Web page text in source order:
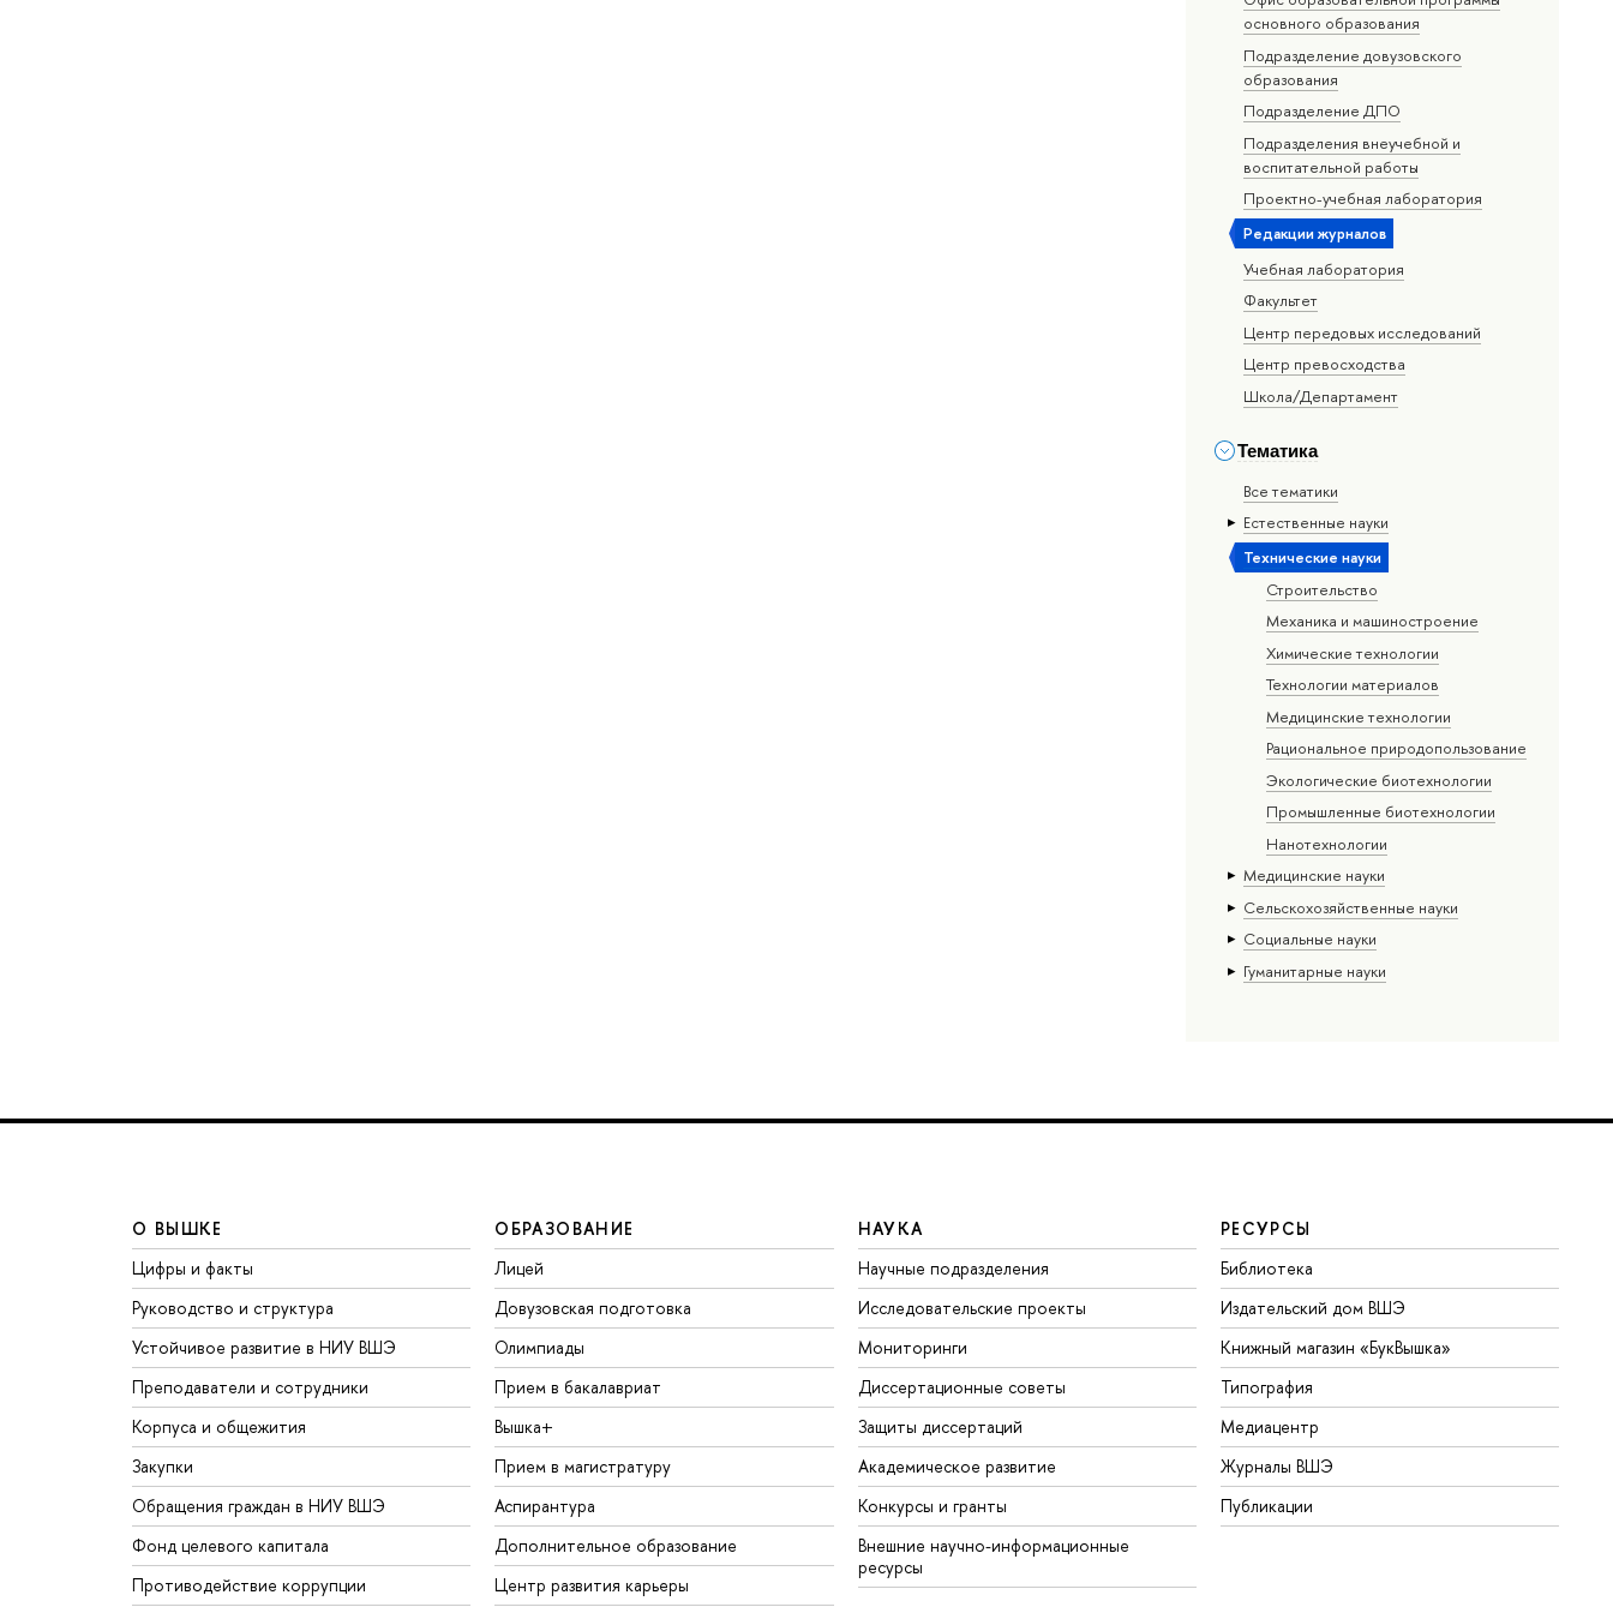
основного образования
Подразделение довузовского
образования
Подразделение ДПО
Подразделения внеучебной и
воспитательной работы
Проектно-учебная лаборатория
Редакции журналов
Учебная лаборатория
Факультет
Центр передовых исследований
Центр превосходства
Школа/Департамент
Тематика
Все тематики
Естественные науки
Тех­ничес­кие науки
Строительство
Механика и машиностроение
Химические технологии
Технологии материалов
Медицинские технологии
Рациональное природопользование
Экологические биотехнологии
Промышленные биотехнологии
Нанотехнологии
Медицинские науки
Сельскохозяйственные науки
Социальные науки
Гуманитарные науки
О ВЫШКЕ
Цифры и факты
Руководство и структура
Устойчивое развитие в НИУ ВШЭ
Преподаватели и сотрудники
Корпуса и общежития
Закупки
Обращения граждан в НИУ ВШЭ
Фонд целевого капитала
Противодействие коррупции
ОБРАЗОВАНИЕ
Лицей
Довузовская подготовка
Олимпиады
Прием в бакалавриат
Вышка+
Прием в магистратуру
Аспирантура
Дополнительное образование
Центр развития карьеры
НАУКА
Научные подразделения
Исследовательские проекты
Мониторинги
Диссертационные советы
Защиты диссертаций
Академическое развитие
Конкурсы и гранты
Внешние научно-информационные
ресурсы
РЕСУРСЫ
Библиотека
Издательский дом ВШЭ
Книжный магазин «БукВышка»
Типография
Медиацентр
Журналы ВШЭ
Публикации